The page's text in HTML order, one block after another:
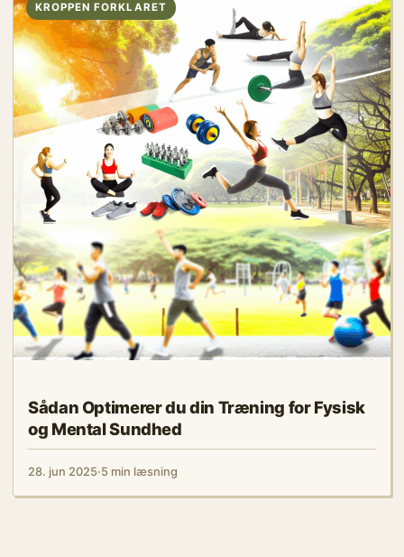
KROPPEN FORKLARET
Sådan Optimerer du din Træning for Fysisk
og Mental Sundhed
28. jun 2025·5 min læsning